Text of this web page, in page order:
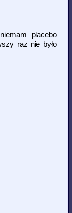
placebo
raz nie było